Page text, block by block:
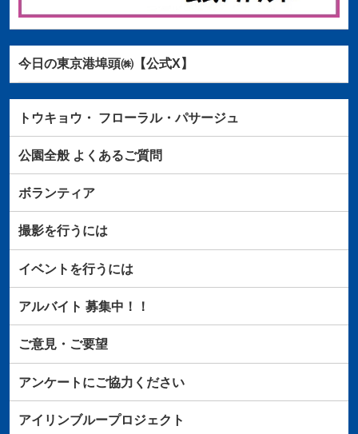
今日の東京港埠頭㈱【公式X】
トウキョウ・ フローラル・パサージュ
公園全般よくあるご質問
ボランティア
撮影を行うには
イベントを行うには
アルバイト 募集中！！
ご意見・ご要望
アンケートにご協力ください
アイリンブループロジェクト